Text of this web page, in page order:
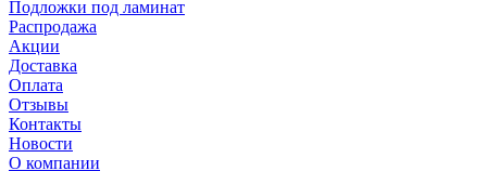
Подложки под ламинат
Распродажа
Акции
Доставка
Оплата
Отзывы
Контакты
Новости
О компании